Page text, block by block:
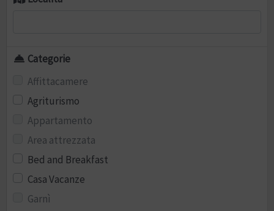
Categorie
Affittacamere
Agriturismo
Appartamento
Area attrezzata
Bed and Breakfast
Casa Vacanze
Garnì